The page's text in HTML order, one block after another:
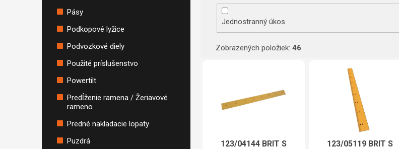
Pásy
Podkopové lyžice
Podvozkové diely
Použité príslušenstvo
Powertilt
Predĺženie ramena / Žeriavové
rameno
Predné nakladacie lopaty
Puzdrá
Jednostranný úkos
Zobrazených položiek: 46
123/04144 BRIT S
123/05119 BRIT S